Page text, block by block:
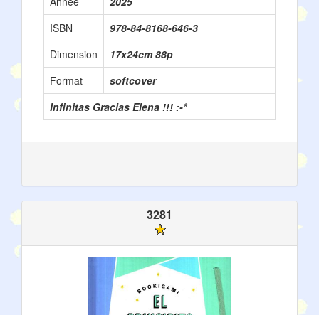
ISBN
978-84-8168-646-3
Dimension
17x24cm 88p
Format
softcover
Infinitas Gracias Elena !!! :-*
3281